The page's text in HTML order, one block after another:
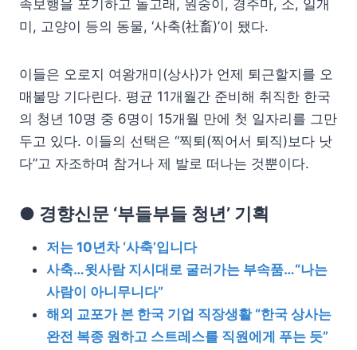
족보행을 포기하고 돌고래, 원숭이, 경주마, 소, 일개
미, 고양이 등의 동물, ‘사축(社畜)’이 됐다.
이들은 오로지 여왕개미(상사)가 언제 퇴근할지를 오
매불망 기다린다. 평균 11개월간 준비해 취직한 한국
의 청년 10명 중 6명이 15개월 만에 첫 일자리를 그만
두고 있다. 이들의 선택은 “찍퇴(찍어서 퇴직)보다 낫
다”고 자조하며 참거나 제 발로 떠나는 것뿐이다.
● 경향신문 ‘부들부들 청년’ 기획
저는 10년차 ‘사축’입니다
사축…윗사람 지시대로 굴러가는 부속품…“나는
사람이 아니무니다”
해외 교포가 본 한국 기업 직장생활 “한국 상사는
완전 복종 원하고 스트레스를 직원에게 푸는 듯”